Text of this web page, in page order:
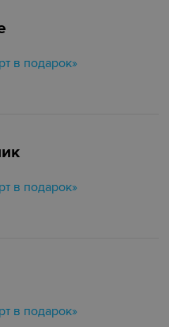
в подарок»
в подарок»
в подарок»